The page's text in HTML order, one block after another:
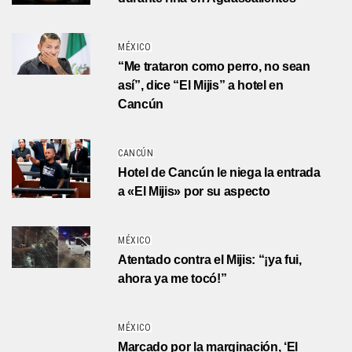
MÉXICO
“Me trataron como perro, no sean
así”, dice “El Mijis” a hotel en
Cancún
CANCÚN
Hotel de Cancún le niega la entrada
a «El Mijis» por su aspecto
MÉXICO
Atentado contra el Mijis: “¡ya fui,
ahora ya me tocó!”
MÉXICO
Marcado por la marginación, ‘El